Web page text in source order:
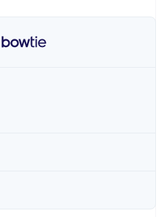
Sie, wie Stripe Lösungen für die